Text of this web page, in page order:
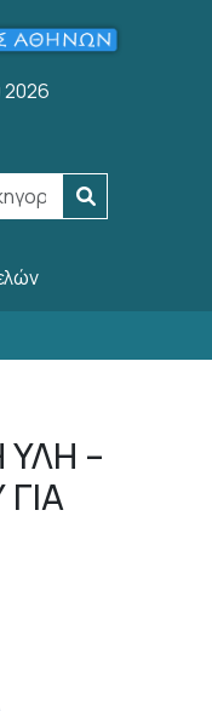
menu
ΥΛΗ –